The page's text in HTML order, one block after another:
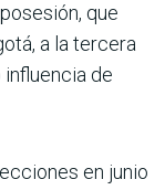
que
a la tercera
de
en junio